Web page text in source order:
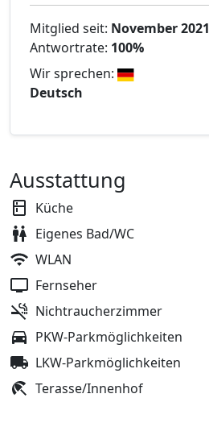
Mitglied seit: November 2021
Antwortrate: 100%
Wir sprechen:
Deutsch
Ausstattung
Küche
Eigenes Bad/WC
WLAN
Fernseher
Nichtraucherzimmer
PKW-Parkmöglichkeiten
LKW-Parkmöglichkeiten
Terasse/Innenhof